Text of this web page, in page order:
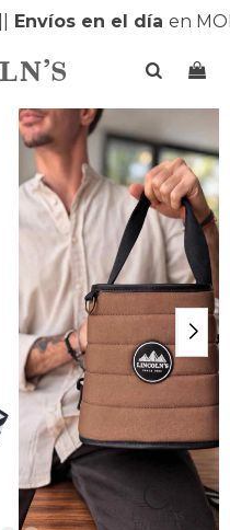
Envíos en el díaen